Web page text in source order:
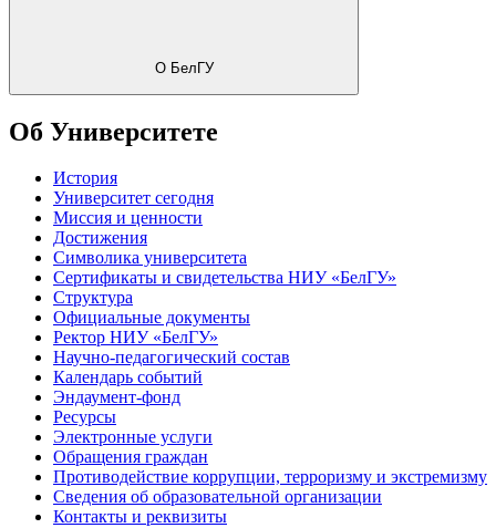
О БелГУ
Об Университете
История
Университет сегодня
Миссия и ценности
Достижения
Символика университета
Сертификаты и свидетельства НИУ «БелГУ»
Структура
Официальные документы
Ректор НИУ «БелГУ»
Научно-педагогический состав
Календарь событий
Эндаумент-фонд
Ресурсы
Электронные услуги
Обращения граждан
Противодействие коррупции, терроризму и экстремизму
Сведения об образовательной организации
Контакты и реквизиты